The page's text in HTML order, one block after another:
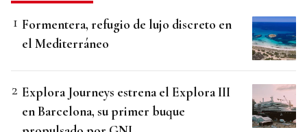
Formentera, refugio de lujo discreto en
el Mediterráneo
Explora Journeys estrena el Explora III
en Barcelona, su primer buque